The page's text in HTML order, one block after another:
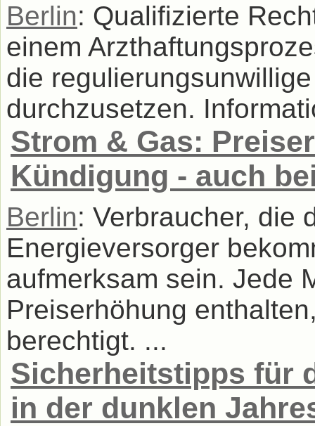
Berlin: Qualifizierte
einem
die
durchzusetzen.
Strom & Gas:
Kündigung - auch
Berlin: Verbraucher, die
Energieversorger
aufmerksam sein. Jede
Preiserhöhung
berechtigt. ...
Sicherheitstipps für
in der dunklen